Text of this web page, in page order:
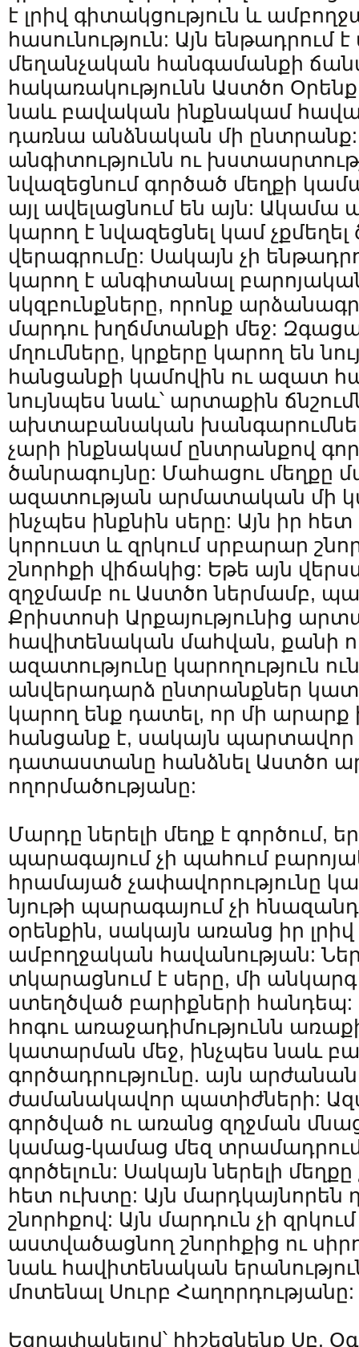
է լրիվ գիտակցություն և
հասունություն: Այն ենթադրում
մեղանչական հանգամանքի
հակառակությունն Աստծո
նաև բավական ինքնակամ
դառնա անձնական մի
անգիտությունն ու
նվազեցնում գործած մեղքի
այլ ավելացնում են այն: Ակամա
կարող է նվազեցնել կամ
վերագրումը: Սակայն չի
կարող է անգիտանալ
սկզբունքները, որոնք
մարդու խղճմտանքի մեջ:
մղումները, կրքերը կարող են
հանցանքի կամովին ու ազատ
նույնպես նաև՝ արտաքին
ախտաբանական
չարի ինքնակամ ընտրանքով
ծանրագույնը: Մահացու մեղքը
ազատության արմատական մի
ինչպես ինքնին սերը: Այն իր հետ
կորուստ և զրկում սրբարար
շնորհքի վիճակից: Եթե այն
զղջմամբ ու Աստծո ներմամբ,
Քրիստոսի Արքայությունից
հավիտենական մահվան, քանի
ազատությունը կարողություն
անվերադարձ ընտրանքներ
կարող ենք դատել, որ մի արարք
հանցանք է, սակայն պարտավոր
դատաստանը հանձնել Աստծո
ողորմածությանը:
Մարդը ներելի մեղք է գործում,
պարագայում չի պահում
հրամայած չափավորությունը
նյութի պարագայում չի
օրենքին, սակայն առանց իր
ամբողջական հավանության:
տկարացնում է սերը, մի
ստեղծված բարիքների հանդեպ:
հոգու առաջադիմությունն
կատարման մեջ, ինչպես նաև
գործադրությունը. այն
ժամանակավոր պատիժների:
գործված ու առանց զղջման
կամաց-կամաց մեզ
գործելուն: Սակայն ներելի
հետ ուխտը: Այն մարդկայնորեն
շնորհքով: Այն մարդուն չի
աստվածացնող շնորհքից ու
նաև հավիտենական
մոտենալ Սուրբ Հաղորդությանը:
Եզրափակելով՝ հիշեցնենք Սբ.